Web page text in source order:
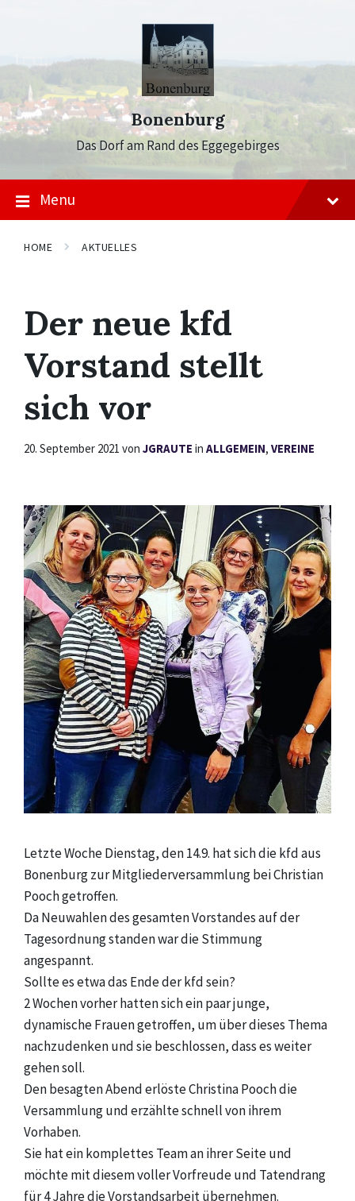
Bonenburg
Das Dorf am Rand des Eggegebirges
Menu
HOME AKTUELLES
Der neue kfd
Vorstand stellt
sich vor
20. September 2021 von JGRAUTE in ALLGEMEIN, VEREINE
Letzte Woche Dienstag, den 14.9. hat sich die kfd aus
Bonenburg zur Mitgliederversammlung bei Christian
Pooch getroffen.
Da Neuwahlen des gesamten Vorstandes auf der
Tagesordnung standen war die Stimmung
angespannt.
Sollte es etwa das Ende der kfd sein?
2 Wochen vorher hatten sich ein paar junge,
dynamische Frauen getroffen, um über dieses Thema
nachzudenken und sie beschlossen, dass es weiter
gehen soll.
Den besagten Abend erlöste Christina Pooch die
Versammlung und erzählte schnell von ihrem
Vorhaben.
Sie hat ein komplettes Team an ihrer Seite und
möchte mit diesem voller Vorfreude und Tatendrang
für 4 Jahre die Vorstandsarbeit übernehmen.